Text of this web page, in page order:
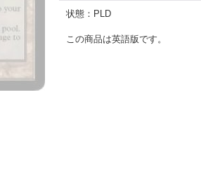
状態：PLD
この商品は英語版です。